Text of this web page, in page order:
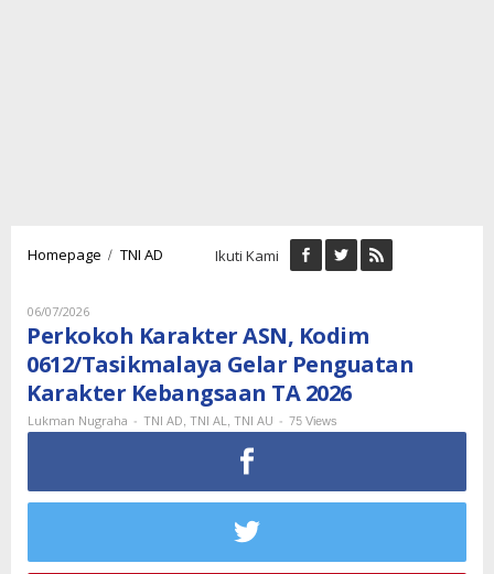
Homepage / TNI AD Perkokoh
0612/Tasikmalaya
Gelar
Penguatan
Karakter
Kebangsaan
TA
Ikuti Kami
06/07/2026Oleh
Lukman
Nugraha
Perkokoh Karakter ASN, Kodim
0612/Tasikmalaya Gelar Penguatan
Karakter Kebangsaan TA 2026
Lukman Nugraha - TNI AD, TNI AL, TNI AU - 75 Views